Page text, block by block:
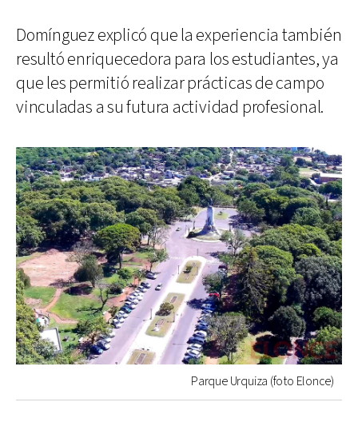
Domínguez explicó que la experiencia también
resultó enriquecedora para los estudiantes, ya
que les permitió realizar prácticas de campo
vinculadas a su futura actividad profesional.
Parque Urquiza (foto Elonce)